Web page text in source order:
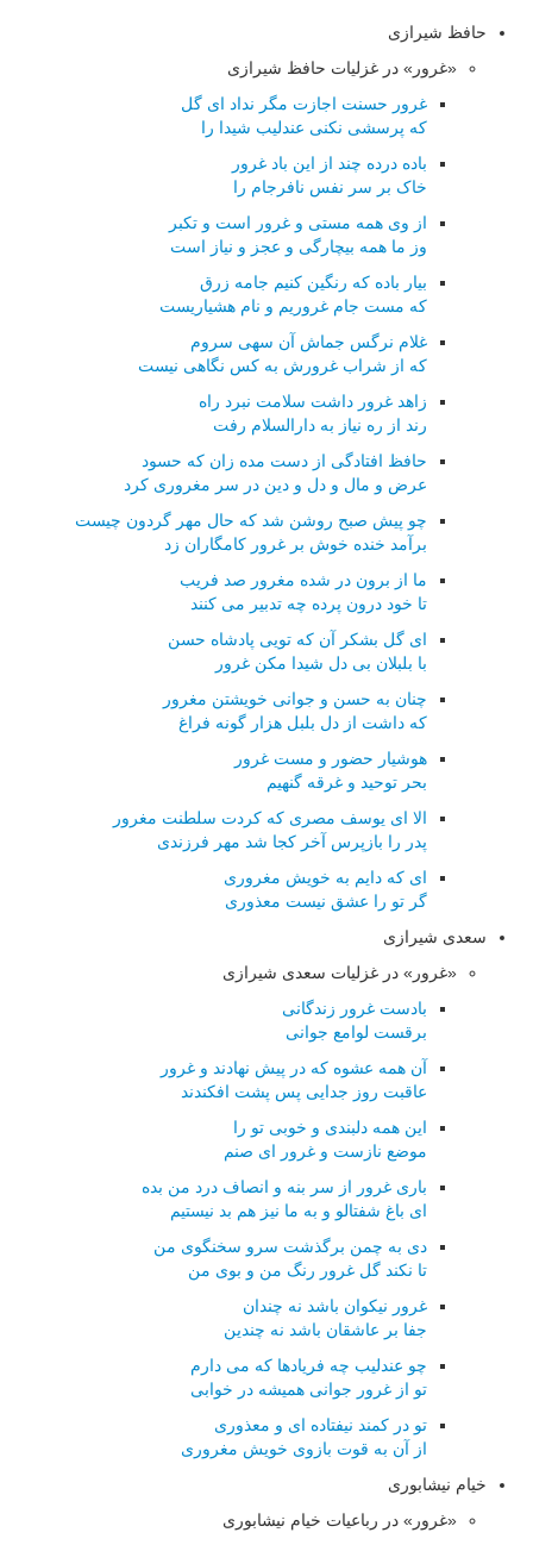
حافظ شیرازی
«غرور» در غزلیات حافظ شیرازی
غرور حسنت اجازت مگر نداد ای گل
که پرسشی نکنی عندلیب شیدا را
باده درده چند از این باد غرور
خاک بر سر نفس نافرجام را
از وی همه مستی و غرور است و تکبر
وز ما همه بیچارگی و عجز و نیاز است
بیار باده که رنگین کنیم جامه زرق
که مست جام غروریم و نام هشیاریست
غلام نرگس جماش آن سهی سروم
که از شراب غرورش به کس نگاهی نیست
زاهد غرور داشت سلامت نبرد راه
رند از ره نیاز به دارالسلام رفت
حافظ افتادگی از دست مده زان که حسود
عرض و مال و دل و دین در سر مغروری کرد
چو پیش صبح روشن شد که حال مهر گردون چیست
برآمد خنده خوش بر غرور کامگاران زد
ما از برون در شده مغرور صد فریب
تا خود درون پرده چه تدبیر می کنند
ای گل بشکر آن که تویی پادشاه حسن
با بلبلان بی دل شیدا مکن غرور
چنان به حسن و جوانی خویشتن مغرور
که داشت از دل بلبل هزار گونه فراغ
هوشیار حضور و مست غرور
بحر توحید و غرقه گنهیم
الا ای یوسف مصری که کردت سلطنت مغرور
پدر را بازپرس آخر کجا شد مهر فرزندی
ای که دایم به خویش مغروری
گر تو را عشق نیست معذوری
سعدی شیرازی
«غرور» در غزلیات سعدی شیرازی
بادست غرور زندگانی
برقست لوامع جوانی
آن همه عشوه که در پیش نهادند و غرور
عاقبت روز جدایی پس پشت افکندند
این همه دلبندی و خوبی تو را
موضع نازست و غرور ای صنم
باری غرور از سر بنه و انصاف درد من بده
ای باغ شفتالو و به ما نیز هم بد نیستیم
دی به چمن برگذشت سرو سخنگوی من
تا نکند گل غرور رنگ من و بوی من
غرور نیکوان باشد نه چندان
جفا بر عاشقان باشد نه چندین
چو عندلیب چه فریادها که می دارم
تو از غرور جوانی همیشه در خوابی
تو در کمند نیفتاده ای و معذوری
از آن به قوت بازوی خویش مغروری
خیام نیشابوری
«غرور» در رباعیات خیام نیشابوری